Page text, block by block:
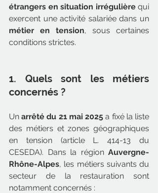
étrangers en situation irrégulière qui
métier en tension, sous certaines
conditions strictes.
1. Quels sont les métiers
concernés ?
Un arrêté du 21 mai 2025 a fixé la liste
des métiers et zones géographiques
en tension (article L. 414-13 du
CESEDA). Dans la région Auvergne-
Rhône-Alpes, les métiers suivants du
secteur de la restauration sont
notamment concernés :